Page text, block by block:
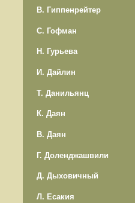
В. Гиппенрейтер
С. Гофман
Н. Гурьева
И. Дайлин
Т. Данильянц
К. Даян
В. Даян
Г. Доленджашвили
Д. Дыховичный
Л. Есакия